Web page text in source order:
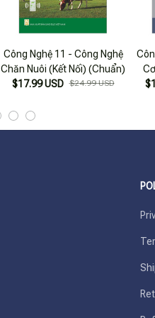
Công Nghệ 11 - Công Nghệ
Chăn Nuôi (Kết Nối) (Chuẩn)
$17.99 USD $24.99 USD